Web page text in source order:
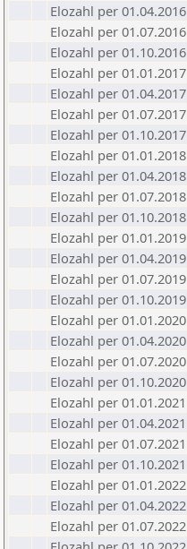
Elozahl per 01.04.2016
Elozahl per 01.07.2016
Elozahl per 01.10.2016
Elozahl per 01.01.2017
Elozahl per 01.04.2017
Elozahl per 01.07.2017
Elozahl per 01.10.2017
Elozahl per 01.01.2018
Elozahl per 01.04.2018
Elozahl per 01.07.2018
Elozahl per 01.10.2018
Elozahl per 01.01.2019
Elozahl per 01.04.2019
Elozahl per 01.07.2019
Elozahl per 01.10.2019
Elozahl per 01.01.2020
Elozahl per 01.04.2020
Elozahl per 01.07.2020
Elozahl per 01.10.2020
Elozahl per 01.01.2021
Elozahl per 01.04.2021
Elozahl per 01.07.2021
Elozahl per 01.10.2021
Elozahl per 01.01.2022
Elozahl per 01.04.2022
Elozahl per 01.07.2022